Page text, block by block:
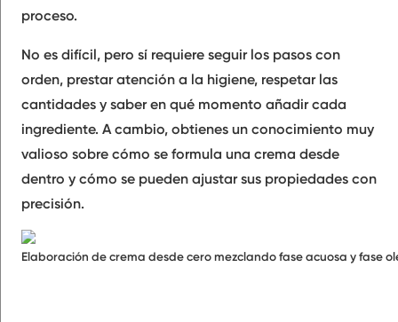
proceso.
No es difícil, pero sí requiere seguir los pasos con
orden, prestar atención a la higiene, respetar las
cantidades y saber en qué momento añadir cada
ingrediente. A cambio, obtienes un conocimiento muy
valioso sobre cómo se formula una crema desde
dentro y cómo se pueden ajustar sus propiedades con
precisión.
Elaboración de crema desde cero mezclando fase acuosa y fase